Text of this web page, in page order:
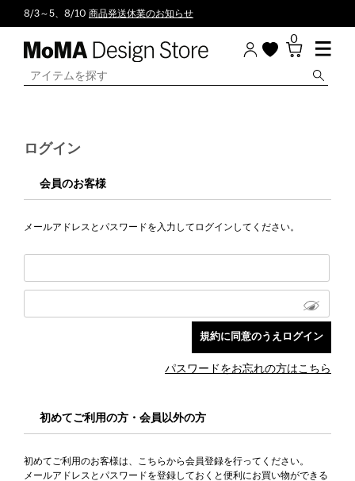
8/3～5、8/10 商品発送休業のお知らせ
0
ログイン
会員のお客様
メールアドレスとパスワードを入力してログインしてください。
パスワードをお忘れの方はこちら
初めてご利用の方・会員以外の方
初めてご利用のお客様は、こちらから会員登録を行ってください。
メールアドレスとパスワードを登録しておくと便利にお買い物ができる